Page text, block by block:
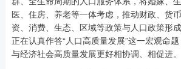
医、住房、养老等一体考虑，推动财政、货
资、消费、生态、区域等政策与人口政策形
正在认真作答“人口高质量发展”这一宏观命
与经济社会高质量发展更好相协调、相促进。